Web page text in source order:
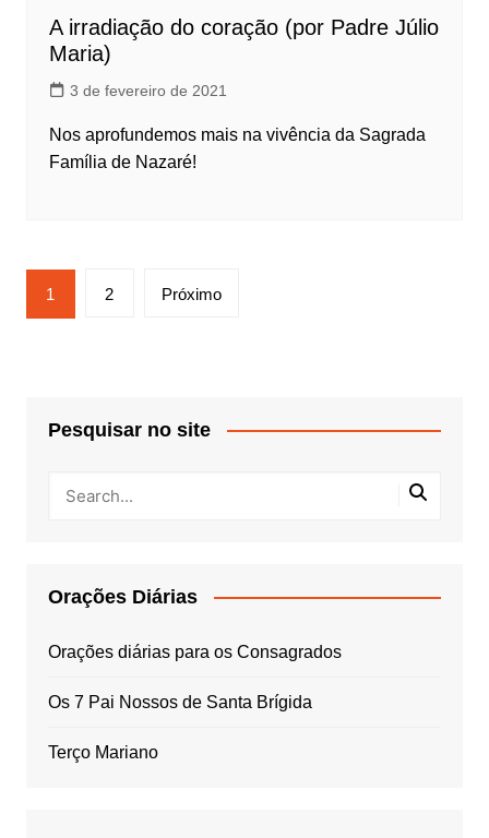
A irradiação do coração (por Padre Júlio
Maria)
3 de fevereiro de 2021
Nos aprofundemos mais na vivência da Sagrada
Família de Nazaré!
Paginação
de
1 2 Próximo
Pesquisar no site
Orações Diárias
Orações diárias para os Consagrados
Os 7 Pai Nossos de Santa Brígida
Terço Mariano